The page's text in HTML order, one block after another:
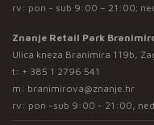
rv: pon - sub 9:00 – 21:00;
Znanje Retail Park
Ulica kneza Branimira 119b,
t: + 385 1 2796 541
m: branimirova@znanje.hr
rv: pon -sub 9:00 - 21:00,